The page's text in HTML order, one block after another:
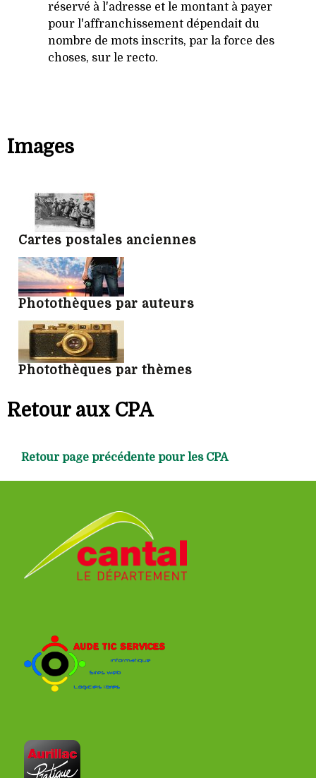
réservé à l'adresse et le montant à payer
pour l'affranchissement dépendait du
nombre de mots inscrits, par la force des
choses, sur le recto.
Images
Cartes postales anciennes
Photothèques par auteurs
Photothèques par thèmes
Retour aux CPA
Retour page précédente pour les CPA